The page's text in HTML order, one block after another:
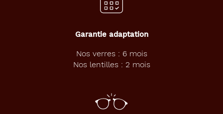
Garantie adaptation
Nos verres : 6 mois
Nos lentilles : 2 mois